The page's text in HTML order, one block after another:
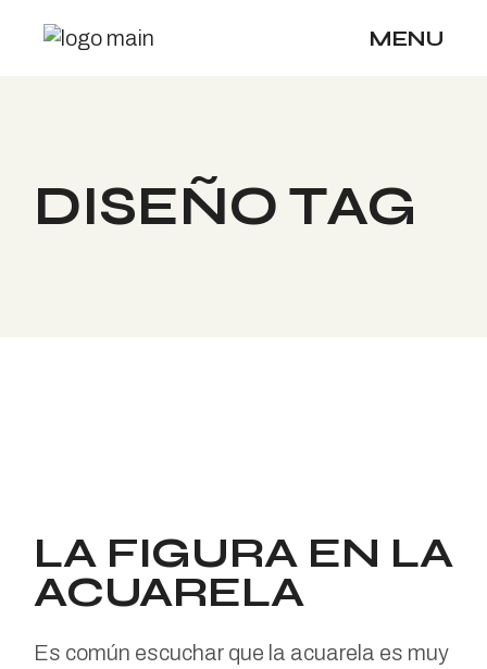
MENU
DISEÑO TAG
LA FIGURA EN LA
ACUARELA
Es común escuchar que la acuarela es muy